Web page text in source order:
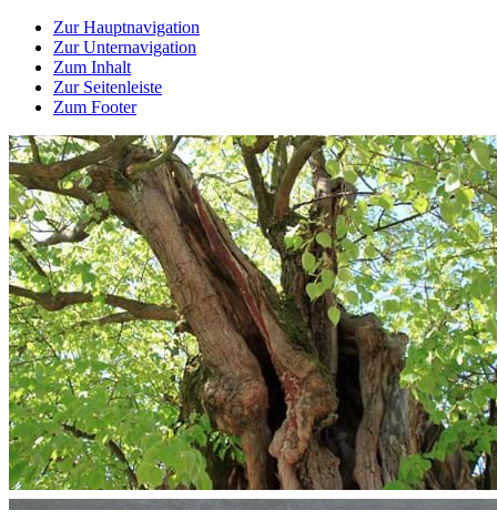
Zur Hauptnavigation
Zur Unternavigation
Zum Inhalt
Zur Seitenleiste
Zum Footer